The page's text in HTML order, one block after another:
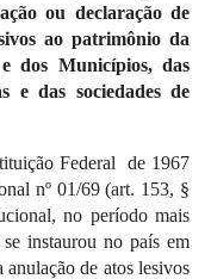
ou declaração de
ao patrimônio da
dos Municípios, das
e das sociedades de
Federal
de 1967
nº 01/69 (art. 153, §
no período mais
instaurou no país em
de atos lesivos